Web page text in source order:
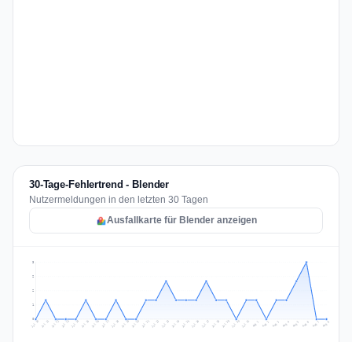
30-Tage-Fehlertrend - Blender
Nutzermeldungen in den letzten 30 Tagen
Ausfallkarte für Blender anzeigen
1
2
2
3
Jul 10 Jul 11 Jul 12 Jul 13 Jul 14 Jul 15 Jul 16 Jul 17 Jul 18 Jul 19 Jul 20 Jul 21 Jul 22 Jul 23 Jul 24 Jul 25 Jul 26 Jul 27 Jul 28 Jul 29 Jul 30 Jul 31 Aug 1 Aug 2 Aug 3 Aug 4 Aug 5 Aug 6 Aug 7 Aug 8